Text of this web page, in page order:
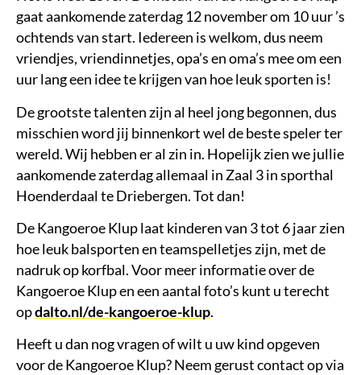
gaat aankomende zaterdag 12 november om 10 uur ’s
ochtends van start. Iedereen is welkom, dus neem
vriendjes, vriendinnetjes, opa’s en oma’s mee om een
uur lang een idee te krijgen van hoe leuk sporten is!
De grootste talenten zijn al heel jong begonnen, dus
misschien word jij binnenkort wel de beste speler ter
wereld. Wij hebben er al zin in. Hopelijk zien we jullie
aankomende zaterdag allemaal in Zaal 3 in sporthal
Hoenderdaal te Driebergen. Tot dan!
De Kangoeroe Klup laat kinderen van 3 tot 6 jaar zien
hoe leuk balsporten en teamspelletjes zijn, met de
nadruk op korfbal. Voor meer informatie over de
Kangoeroe Klup en een aantal foto’s kunt u terecht
opdalto.nl/de-kangoeroe-klup.
Heeft u dan nog vragen of wilt u uw kind opgeven
voor de Kangoeroe Klup? Neem gerust contact op via